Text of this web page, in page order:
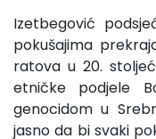
Izetbegović
pokušajima
ratova u 20.
etničke podjele
genocidom u
jasno da bi svaki